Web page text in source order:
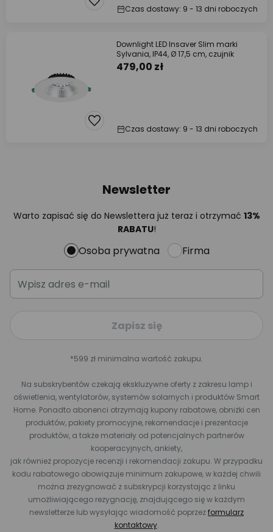
Czas dostawy: 9 - 13 dni roboczych
Downlight LED Insaver Slim marki
Sylvania, IP44, Ø 17,5 cm, czujnik
479,00 zł
Czas dostawy: 9 - 13 dni roboczych
Newsletter
Warto zapisać się do Newslettera już teraz i otrzymać 13%
RABATU!
Osoba prywatna Firma
Zapisz się
*599 zł minimalna wartość zakupu.
Na subskrybentów czekają ekskluzywne oferty z zakresu lamp i
oświetlenia, wentylatorów, systemów solarnych i produktów Smart
Home. Ponadto abonenci otrzymają kupony rabatowe, obniżki cen
produktów, pakiety promocyjne, rekomendacje i prezentacje
produktów, a także materiały od potencjalnych partnerów
kooperacyjnych, ankiety,
jak również propozycje recenzji i rekomendacji zakupu. W przypadku
kodu rabatowego obowiązuje minimum zakupowe, w każdej chwili
można zrezygnować z subskrypcji korzystając z linku
umożliwiającego rezygnację, znajdującego się w każdym
newsletterze lub wysyłając wiadomość poprzezformularz
kontaktowy.